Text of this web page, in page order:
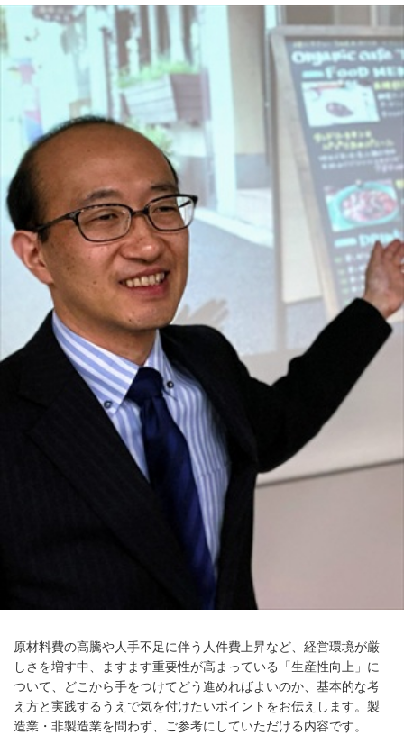
原材料費の高騰や人手不足に伴う人件費上昇など、経営環境が厳
しさを増す中、ますます重要性が高まっている「生産性向上」に
ついて、どこから手をつけてどう進めればよいのか、基本的な考
え方と実践するうえで気を付けたいポイントをお伝えします。製
造業・非製造業を問わず、ご参考にしていただける内容です。